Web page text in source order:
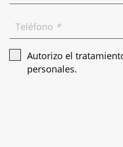
Teléfono *
Autorizo el
personales.